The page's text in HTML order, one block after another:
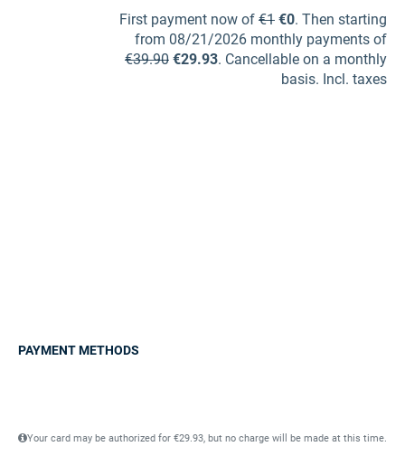
First payment now of €1 €0. Then starting
from 08/21/2026 monthly payments of
€39.90 €29.93. Cancellable on a monthly
basis. Incl. taxes
Your card may be authorized for €29.93, but no charge will be made at this time.
PAYMENT METHODS